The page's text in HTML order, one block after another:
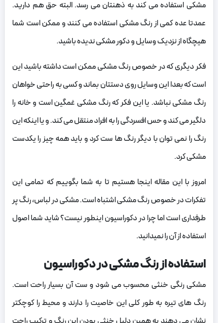
مشکی استفاده می کند به ذهنتان می رسد. البته حق هم دارید.
عمدتا عده کمی از رنگ مشکی استفاده می کنند و ممکن است شما
هیچگاه از نزدیک وسایل و دکور مشکی ندیده باشید.
فکر دیگری که در خصوص رنگ مشکی ممکن است داشته باشید این
است که بعدا این وسایل روی دستتان بماند و کسی به راحتی خواهان
رنگ مشکی نباشد. یا این فکر که رنگ مشکی غمگین است و خانه را
دلگیر می کند و حس افسردگی را به افراد منتقل می کند. و یا اینکه این
رنگ را نمی توان با دیگر رنگ ها ست کرد و باید همه چیز را یکدست
مشکی کرد.
امروز با این مقاله اینجا هستیم تا به شما بگوییم که تمامی این
تفکرات در خصوص رنگ مشکی اشتباه است. مشکی در لباس، رنگ پر
طرفداری است اما چرا در دکوراسیون اینطور نیست؟ شاید شما اصول
استفاده از آن را نمیدانید.
استفاده از رنگ مشکی در دکوراسیون
مشکی رنگی خنثی محسوب می شود و ست آن بسیار راحت است.
رنگ های تیره به طور کلی این خاصیت را دارند و محیط را کوچکتر